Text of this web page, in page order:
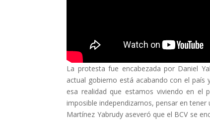
La protesta fue encabezada por Daniel
actual gobierno está acabando con el país
esa realidad que estamos viviendo en el
imposible independizarnos, pensar en
Martínez Yabrudy aseveró que el BCV se